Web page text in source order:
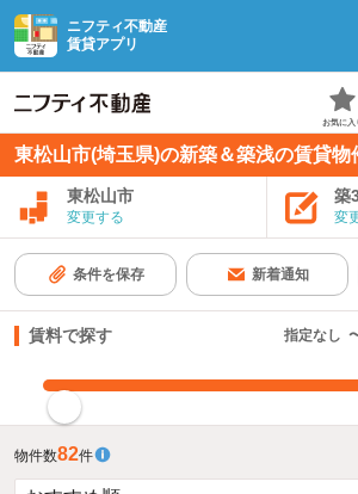
ニフティ不動産
賃貸アプリ
お気に入
東松山市(埼玉県)の新築＆築浅の賃貸物
東松山市
変更する
築
変
条件を保存 新着通知
賃料で探す 指定なし
物件数82件